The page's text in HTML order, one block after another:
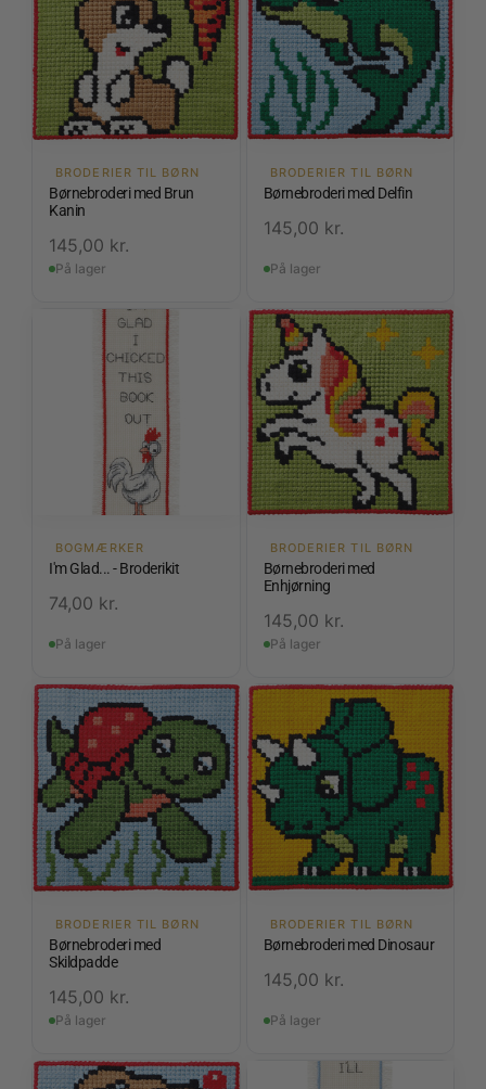
BRODERIER TIL BØRN
Børnebroderi med Brun
Kanin
145,00 kr.
På lager
BRODERIER TIL BØRN
Børnebroderi med Delfin
145,00 kr.
På lager
BOGMÆRKER
I'm Glad... - Broderikit
74,00 kr.
På lager
BRODERIER TIL BØRN
Børnebroderi med
Enhjørning
145,00 kr.
På lager
BRODERIER TIL BØRN
Børnebroderi med
Skildpadde
145,00 kr.
På lager
BRODERIER TIL BØRN
Børnebroderi med Dinosaur
145,00 kr.
På lager